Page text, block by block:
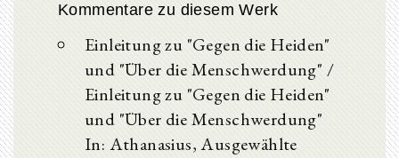
Kommentare zu diesem Werk
Einleitung zu "Gegen die Heiden"
und "Über die Menschwerdung" /
Einleitung zu "Gegen die Heiden"
und "Über die Menschwerdung"
In: Athanasius, Ausgewählte